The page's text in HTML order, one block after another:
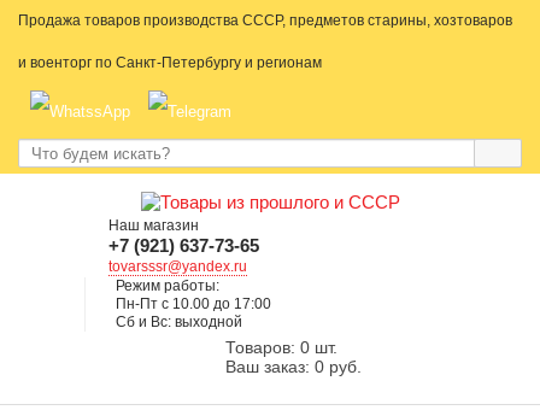
Продажа товаров производства СССР, предметов старины, хозтоваров
и военторг по Санкт-Петербургу и регионам
Наш магазин
+7 (921) 637-73-65
tovarsssr@yandex.ru
Режим работы:
Пн-Пт с 10.00 до 17:00
Сб и Вс: выходной
Товаров: 0 шт.
Ваш заказ: 0 руб.